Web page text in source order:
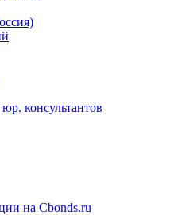
консультантов
на Cbonds.ru